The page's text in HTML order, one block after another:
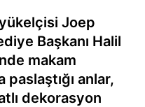
Joep
Başkanı Halil
makam
anlar,
dekorasyon